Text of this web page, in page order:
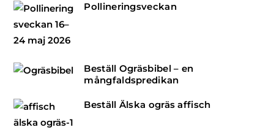
Pollineringsveckan
Beställ Ogräsbibel – en
mångfaldspredikan
Beställ Älska ogräs affisch